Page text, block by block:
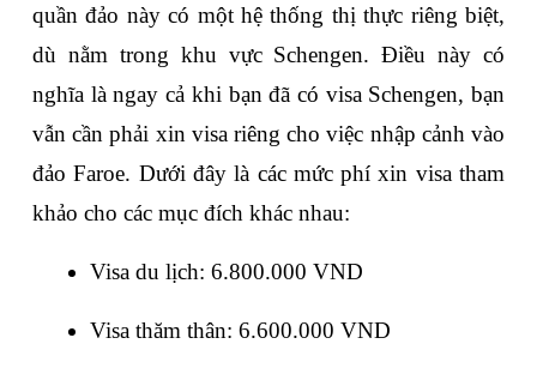
quần đảo này có một hệ thống thị thực riêng biệt,
dù nằm trong khu vực Schengen. Điều này có
nghĩa là ngay cả khi bạn đã có visa Schengen, bạn
vẫn cần phải xin visa riêng cho việc nhập cảnh vào
đảo Faroe. Dưới đây là các mức phí xin visa tham
khảo cho các mục đích khác nhau:
Visa du lịch: 6.800.000 VND
Visa thăm thân: 6.600.000 VND